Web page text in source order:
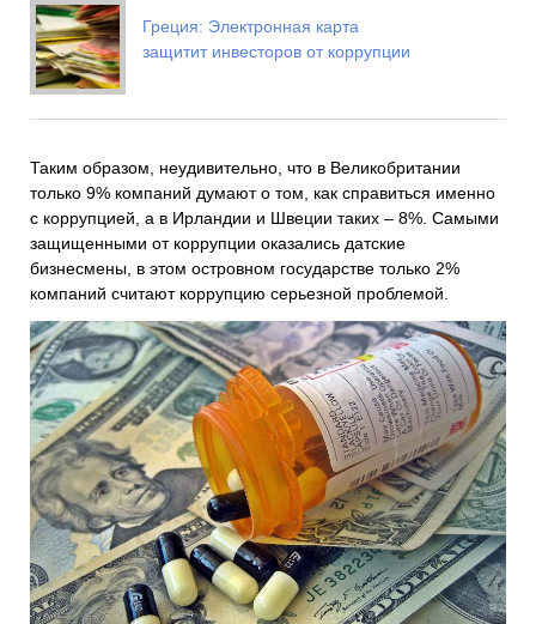
Греция: Электронная карта
защитит инвесторов от коррупции
Таким образом, неудивительно, что в Великобритании
только 9% компаний думают о том, как справиться именно
с коррупцией, а в Ирландии и Швеции таких – 8%. Самыми
защищенными от коррупции оказались датские
бизнесмены, в этом островном государстве только 2%
компаний считают коррупцию серьезной проблемой.